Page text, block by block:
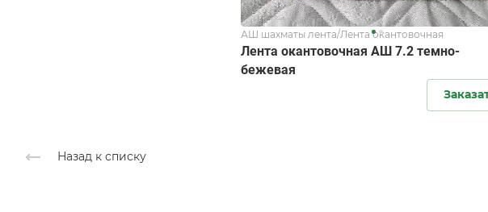
АШ шахматы лента/Лента окантовочная
Лента окантовочная АШ 7.2 темно-
бежевая
Назад к списку